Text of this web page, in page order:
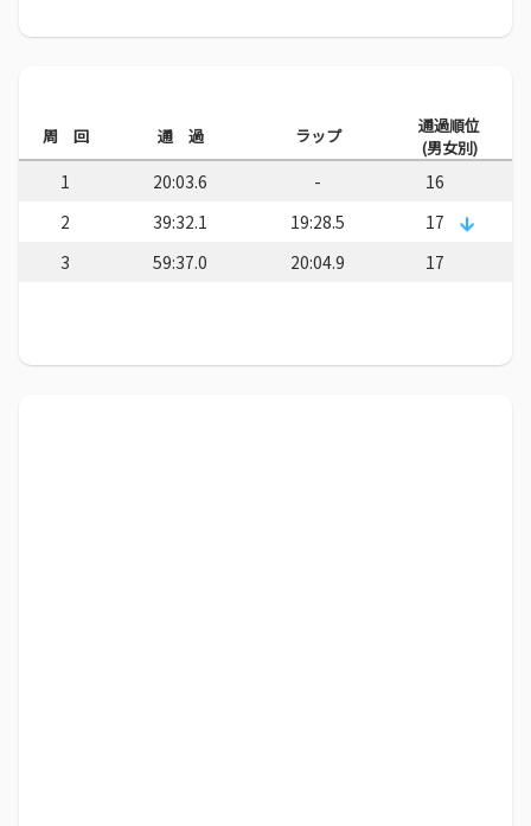
周 回 通 過 ラップ
通過順位
(男女別)
1 20:03.6 -
16
2
39:32.1 19:28.5
17
3
59:37.0 20:04.9 17